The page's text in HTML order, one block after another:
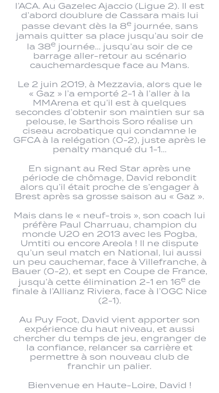
l’ACA. Au Gazelec Ajaccio (Ligue 2). Il est
d’abord doublure de Cassara mais lui
passe devant dès la 8ejournée, sans
jamais quitter sa place jusqu’au soir de
la 38ejournée… jusqu’au soir de ce
barrage aller-retour au scénario
cauchemardesque face au Mans.
Le 2 juin 2019, à Mezzavia, alors que le
« Gaz » l’a emporté 2-1 à l’aller à la
MMArena et qu’il est à quelques
secondes d’obtenir son maintien sur sa
pelouse, le Sarthois Soro réalise un
ciseau acrobatique qui condamne le
GFCA à la relégation (0-2), juste après le
penalty manqué du 1-1…
En signant au Red Star après une
période de chômage, David rebondit
alors qu’il était proche de s’engager à
Brest après sa grosse saison au « Gaz ».
Mais dans le « neuf-trois », son coach lui
préfère Paul Charruau, champion du
monde U20 en 2013 avec les Pogba,
Umtiti ou encore Areola ! Il ne dispute
qu’un seul match en National, lui aussi
un peu cauchemar, face à Villefranche, à
Bauer (0-2), et sept en Coupe de France,
jusqu’à cette élimination 2-1 en 16e de
finale à l’Allianz Riviera, face à l’OGC Nice
(2-1).
Au Puy Foot, David vient apporter son
expérience du haut niveau, et aussi
chercher du temps de jeu, engranger de
la confiance, relancer sa carrière et
permettre à son nouveau club de
franchir un palier.
Bienvenue en Haute-Loire, David !